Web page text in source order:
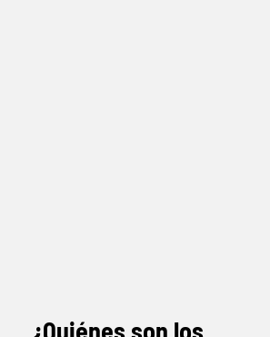
¿Quiénes son los